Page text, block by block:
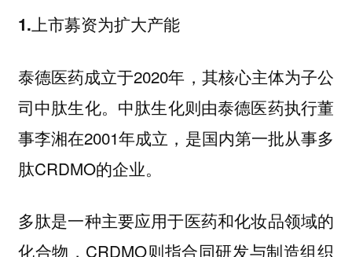
1.上市募资为扩大产能
泰德医药成立于2020年， 其核心主体为子公
司中肽生化。中肽生化则由泰德医药执行董
事李湘在2001年成立，是国内第一批从事多
肽CRDMO的企业。
多肽是一种主要应用于医药和化妆品领域的
化合物，CRDMO则指合同研发与制造组织